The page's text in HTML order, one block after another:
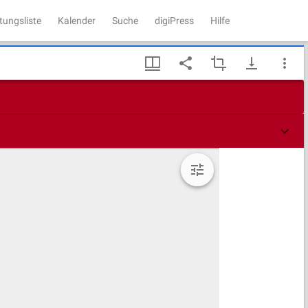
Kalender Suche digiPress Hilfe